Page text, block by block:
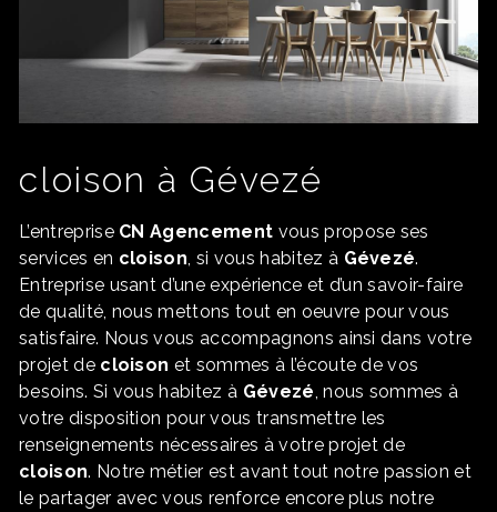
cloison à Gévezé
L’entreprise CN Agencement vous propose ses
services en cloison, si vous habitez à Gévezé.
Entreprise usant d’une expérience et d’un savoir-faire
de qualité, nous mettons tout en oeuvre pour vous
satisfaire. Nous vous accompagnons ainsi dans votre
projet de cloison et sommes à l’écoute de vos
besoins. Si vous habitez à Gévezé, nous sommes à
votre disposition pour vous transmettre les
renseignements nécessaires à votre projet de
cloison. Notre métier est avant tout notre passion et
le partager avec vous renforce encore plus notre